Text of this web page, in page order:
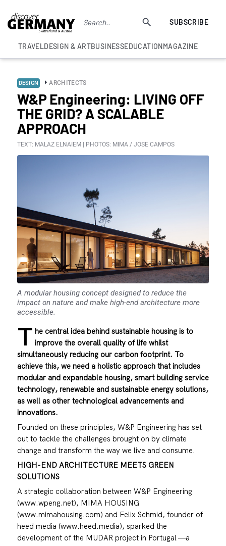
SUBSCRIBE
TRAVELDESIGN & ARTBUSINESSEDUCATIONMAGAZINE
DESIGN ARCHITECTS
W&P Engineering: LIVING OFF
THE GRID? A SCALABLE
APPROACH
TEXT: MALAZ ELNAIEM | PHOTOS: MIMA / JOSE CAMPOS
A modular housing concept designed to reduce the
impact on nature and make high-end architecture more
accessible.
T he central idea behind sustainable housing is to
improve the overall quality of life whilst
simultaneously reducing our carbon footprint. To
achieve this, we need a holistic approach that includes
modular and expandable housing, smart building service
technology, renewable and sustainable energy solutions,
as well as other technological advancements and
innovations.
Founded on these principles, W&P Engineering has set
out to tackle the challenges brought on by climate
change and transform the way we live and consume.
HIGH-END ARCHITECTURE MEETS GREEN
SOLUTIONS
A strategic collaboration between W&P Engineering
(www.wpeng.net), MIMA HOUSING
(www.mimahousing.com) and Felix Schmid, founder of
heed media (www.heed.media), sparked the
development of the MUDAR project in Portugal —a